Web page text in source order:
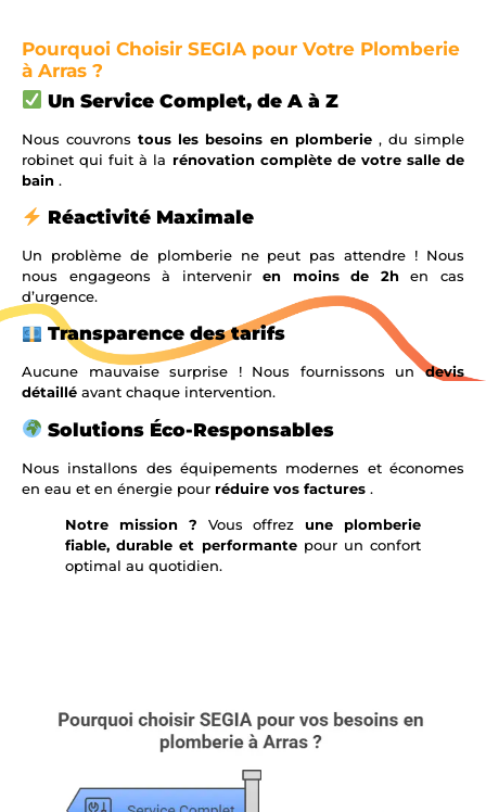
Pourquoi Choisir SEGIA pour Votre Plomberie
à Arras ?
Un Service Complet, de A à Z
Nous couvronstous les besoins en plomberie, du simple
robinet qui fuit à la rénovation complète de votre salle de
bain .
Réactivité Maximale
Un problème de plomberie ne peut pas attendre ! Nous
nous engageons à interveniren moins de 2hen cas
d’urgence.
Transparence des tarifs
Aucune mauvaise surprise ! Nous fournissons undevis
détaillé avant chaque intervention.
Solutions Éco-Responsables
Nous installons des équipements modernes et économes
en eau et en énergie pour réduire vos factures .
Notre mission ? Vous offrezune plomberie
fiable, durable et performantepour un confort
optimal au quotidien.